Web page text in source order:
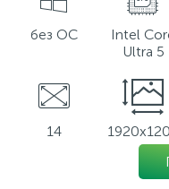
без ОС
Intel
Ultra 5
14